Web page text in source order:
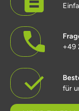
+49
für